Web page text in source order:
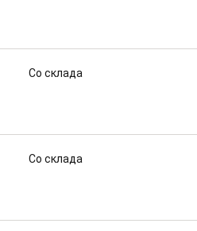
Со склада
Со склада